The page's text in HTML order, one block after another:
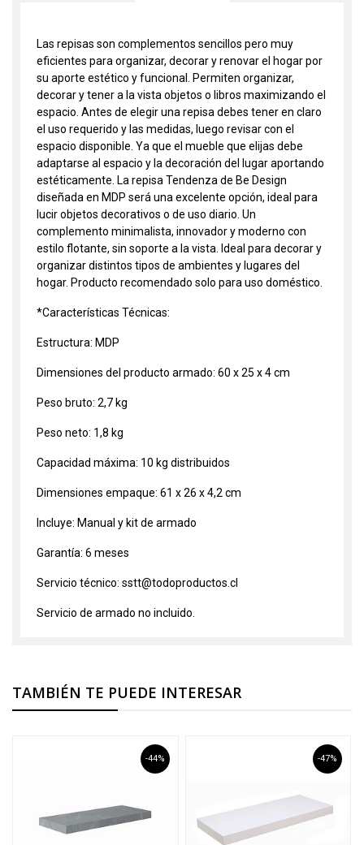
Las repisas son complementos sencillos pero muy
eficientes para organizar, decorar y renovar el hogar por
su aporte estético y funcional. Permiten organizar,
decorar y tener a la vista objetos o libros maximizando el
espacio. Antes de elegir una repisa debes tener en claro
el uso requerido y las medidas, luego revisar con el
espacio disponible. Ya que el mueble que elijas debe
adaptarse al espacio y la decoración del lugar aportando
estéticamente. La repisa Tendenza de Be Design
diseñada en MDP será una excelente opción, ideal para
lucir objetos decorativos o de uso diario. Un
complemento minimalista, innovador y moderno con
estilo flotante, sin soporte a la vista. Ideal para decorar y
organizar distintos tipos de ambientes y lugares del
hogar. Producto recomendado solo para uso doméstico.
*Características Técnicas:
Estructura: MDP
Dimensiones del producto armado: 60 x 25 x 4 cm
Peso bruto: 2,7 kg
Peso neto: 1,8 kg
Capacidad máxima: 10 kg distribuidos
Dimensiones empaque: 61 x 26 x 4,2 cm
Incluye: Manual y kit de armado
Garantía: 6 meses
Servicio técnico: sstt@todoproductos.cl
Servicio de armado no incluido.
TAMBIÉN TE PUEDE INTERESAR
-44% -47%